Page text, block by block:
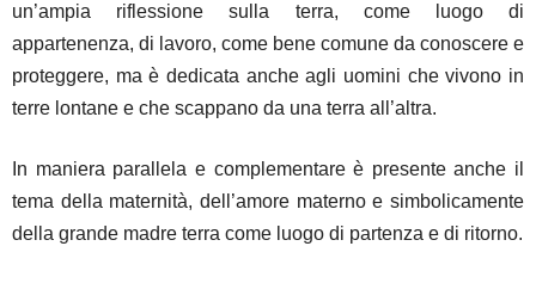
un’ampia riflessione sulla terra, come luogo di
appartenenza, di lavoro, come bene comune da conoscere e
proteggere, ma è dedicata anche agli uomini che vivono in
terre lontane e che scappano da una terra all’altra.
In maniera parallela e complementare è presente anche il
tema della maternità, dell’amore materno e simbolicamente
della grande madre terra come luogo di partenza e di ritorno.